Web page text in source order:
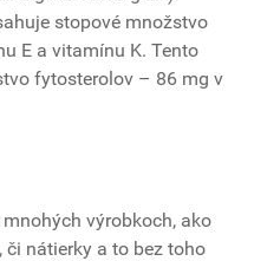
stopové množstvo
E a vitamínu K. Tento
fytosterolov – 86 mg v
výrobkoch, ako
či nátierky a to bez toho